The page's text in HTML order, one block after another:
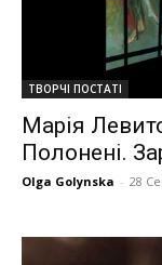
ТВОРЧІ ПОСТАТІ
Марія
Полонені.
Olga Golynska - 28